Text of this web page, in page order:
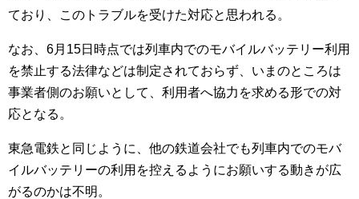
ており、このトラブルを受けた対応と思われる。
なお、6月15日時点では列車内でのモバイルバッテリー利用
を禁止する法律などは制定されておらず、いまのところは
事業者側のお願いとして、利用者へ協力を求める形での対
応となる。
東急電鉄と同じように、他の鉄道会社でも列車内でのモバ
イルバッテリーの利用を控えるようにお願いする動きが広
がるのかは不明。